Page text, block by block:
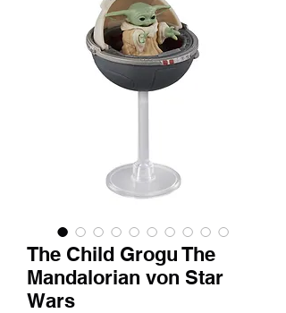
The Child Grogu The
Mandalorian von Star
Wars